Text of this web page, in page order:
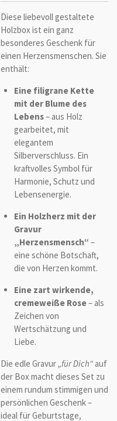
Diese liebevoll gestaltete
Holzbox ist ein ganz
besonderes Geschenk für
einen Herzensmenschen. Sie
enthält:
Eine filigrane Kette
mit der Blume des
Lebens– aus Holz
gearbeitet, mit
elegantem
Silberverschluss. Ein
kraftvolles Symbol für
Harmonie, Schutz und
Lebensenergie.
Ein Holzherz mit der
Gravur
„Herzensmensch“ –
eine schöne Botschaft,
die von Herzen kommt.
Eine zart wirkende,
cremeweiße Rose– als
Zeichen von
Wertschätzung und
Liebe.
Die edle Gravur„für Dich“ auf
der Box macht dieses Set zu
einem rundum stimmigen und
persönlichen Geschenk –
ideal für Geburtstage,